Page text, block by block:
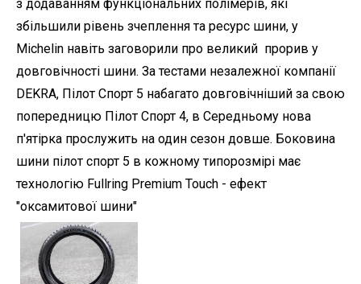
з додаванням функціональних полімерів, які
збільшили рівень зчеплення та ресурс шини, у
Michelin навіть заговорили про великий прорив у
довговічності шини. За тестами незалежної компанії
DEKRA, Пілот Спорт 5 набагато довговічніший за свою
попередницю Пілот Спорт 4, в Середньому нова
п'ятірка прослужить на один сезон довше. Боковина
шини пілот спорт 5 в кожному типорозмірі має
технологію Fullring Premium Touch - ефект
"оксамитової шини"